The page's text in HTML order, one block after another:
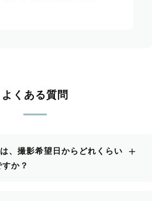
よくある質問
、撮影希望日からどれくらい
か？
＋